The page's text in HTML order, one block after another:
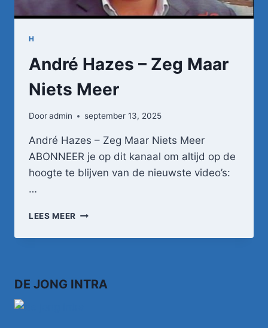
H
André Hazes – Zeg Maar
Niets Meer
Dooradmin september 13, 2025
André Hazes – Zeg Maar Niets Meer
ABONNEER je op dit kanaal om altijd op de
hoogte te blijven van de nieuwste video’s:
…
LEES MEER ANDRÉ
–
MEER
DE JONG INTRA